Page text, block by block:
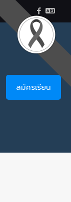
สมัครเรียน